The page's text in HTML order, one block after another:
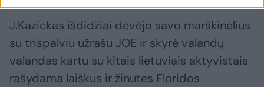
J.Kazickas išdidžiai dėvėjo savo marškinėlius
su trispalviu užrašu JOE ir skyrė valandų
valandas kartu su kitais lietuviais aktyvistais
rašydama laiškus ir žinutes Floridos